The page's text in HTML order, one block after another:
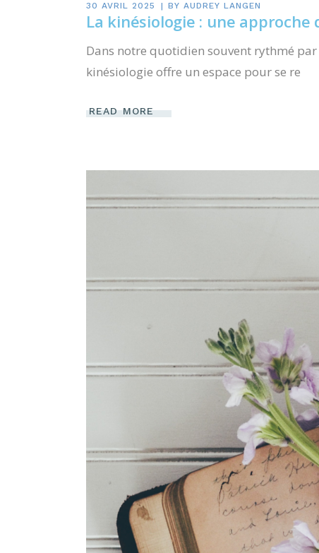
30 AVRIL 2025 BY AUDREY LANGEN
La kinésiologie : une
Dans notre quotidien souvent rythmé
kinésiologie offre un espace pour se re
READ MORE